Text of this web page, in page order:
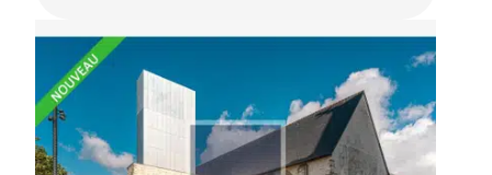
conditions. Ils comprennent également un arrière-
magasin offrant un espace de stockage et
d'organisation complémentaire. L'ensemble
développe une surface totale d'environ 110 m²,
offrant de beaux volumes et de nombreuses
possibilités d'aménagement selon le projet du
futur exploitant. Le loyer mensuel s'élève à 1 029 €
HT. Conditions de la cession : nous consulter.